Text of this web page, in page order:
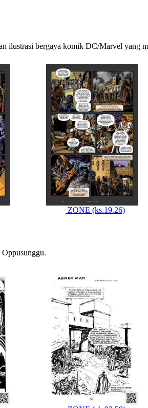
ilustrasi bergaya komik DC/Marvel yang
ZONE (ks.19.26)